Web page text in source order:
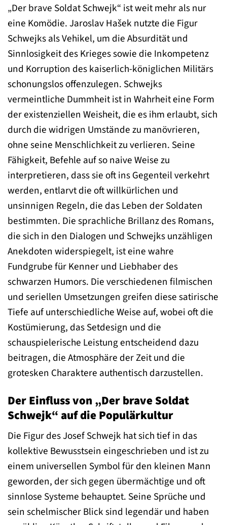
„Der brave Soldat Schwejk“ ist weit mehr als nur
eine Komödie. Jaroslav Hašek nutzte die Figur
Schwejks als Vehikel, um die Absurdität und
Sinnlosigkeit des Krieges sowie die Inkompetenz
und Korruption des kaiserlich-königlichen Militärs
schonungslos offenzulegen. Schwejks
vermeintliche Dummheit ist in Wahrheit eine Form
der existenziellen Weisheit, die es ihm erlaubt, sich
durch die widrigen Umstände zu manövrieren,
ohne seine Menschlichkeit zu verlieren. Seine
Fähigkeit, Befehle auf so naive Weise zu
interpretieren, dass sie oft ins Gegenteil verkehrt
werden, entlarvt die oft willkürlichen und
unsinnigen Regeln, die das Leben der Soldaten
bestimmten. Die sprachliche Brillanz des Romans,
die sich in den Dialogen und Schwejks unzähligen
Anekdoten widerspiegelt, ist eine wahre
Fundgrube für Kenner und Liebhaber des
schwarzen Humors. Die verschiedenen filmischen
und seriellen Umsetzungen greifen diese satirische
Tiefe auf unterschiedliche Weise auf, wobei oft die
Kostümierung, das Setdesign und die
schauspielerische Leistung entscheidend dazu
beitragen, die Atmosphäre der Zeit und die
grotesken Charaktere authentisch darzustellen.
Der Einfluss von „Der brave Soldat
Schwejk“ auf die Populärkultur
Die Figur des Josef Schwejk hat sich tief in das
kollektive Bewusstsein eingeschrieben und ist zu
einem universellen Symbol für den kleinen Mann
geworden, der sich gegen übermächtige und oft
sinnlose Systeme behauptet. Seine Sprüche und
sein schelmischer Blick sind legendär und haben